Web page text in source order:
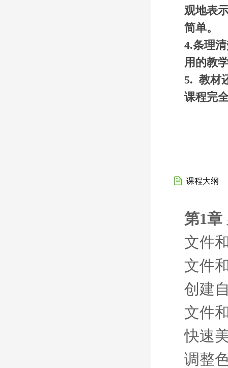
观地表
简单。
4.条理
用的教
5. 教材
课程完
课程大纲
第1章
文件
文件
创建
文件
快速
调整